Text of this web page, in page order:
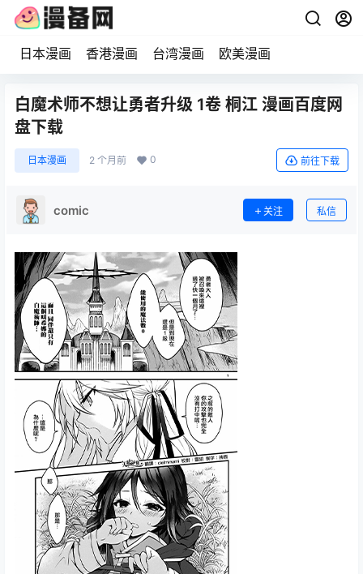
日本漫画 香港漫画 台湾漫画 欧美漫画
白魔术师不想让勇者升级 1卷 桐江 漫画百度网
盘下载
日本漫画 2 个月前 0 前往下载
comic 关注 私信